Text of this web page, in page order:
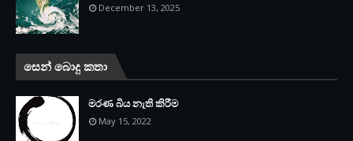
December 13, 2025
සෙන් බොදු කතා
මරණ බිය නැති කිරීම
May 15, 2022